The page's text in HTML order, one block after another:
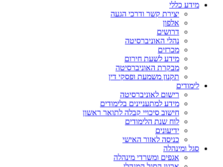
מידע כללי
יצירת קשר ודרכי הגעה
אלפון
דרושים
נהלי האוניברסיטה
מכרזים
מידע לשעת חירום
מבקרת האוניברסיטה
תקנון משמעת ופסקי דין
לימודים
רישום לאוניברסיטה
מידע למתעניינים בלימודים
חישוב סיכויי קבלה לתואר ראשון
לוח שנת הלימודים
ידיעונים
כניסה לאזור האישי
סגל ומינהלה
אגפים ומשרדי מינהלה